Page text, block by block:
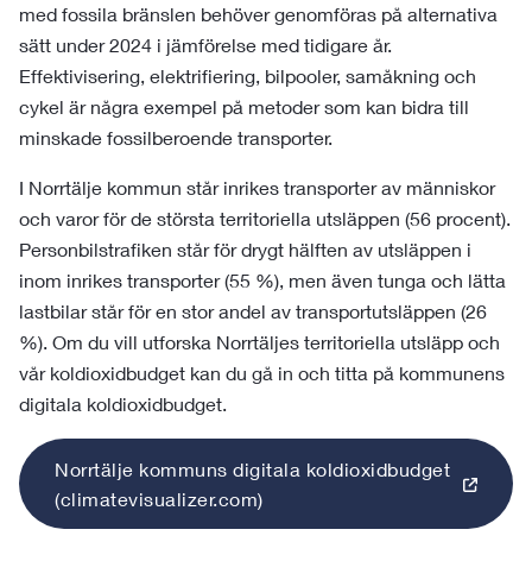
med fossila bränslen behöver genomföras på alternativa
sätt under 2024 i jämförelse med tidigare år.
Effektivisering, elektrifiering, bilpooler, samåkning och
cykel är några exempel på metoder som kan bidra till
minskade fossilberoende transporter.
I Norrtälje kommun står inrikes transporter av människor
och varor för de största territoriella utsläppen (56 procent).
Personbilstrafiken står för drygt hälften av utsläppen i
inom inrikes transporter (55 %), men även tunga och lätta
lastbilar står för en stor andel av transportutsläppen (26
%). Om du vill utforska Norrtäljes territoriella utsläpp och
vår koldioxidbudget kan du gå in och titta på kommunens
digitala koldioxidbudget.
Norrtälje kommuns digitala koldioxidbudget
(climatevisualizer.com)